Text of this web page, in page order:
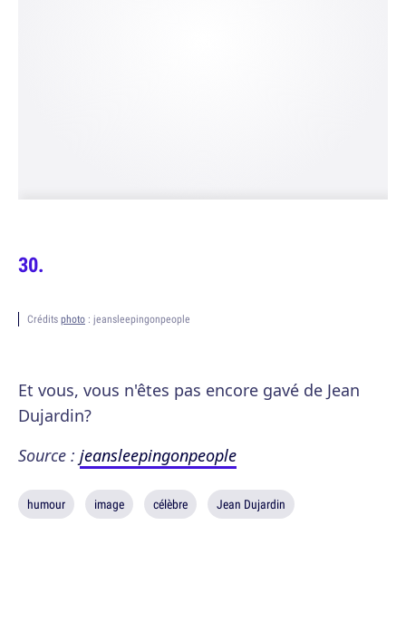
Crédits photo : jeansleepingonpeople
Et vous, vous n'êtes pas encore gavé de Jean
Dujardin?
Source : jeansleepingonpeople
humour image célèbre Jean Dujardin